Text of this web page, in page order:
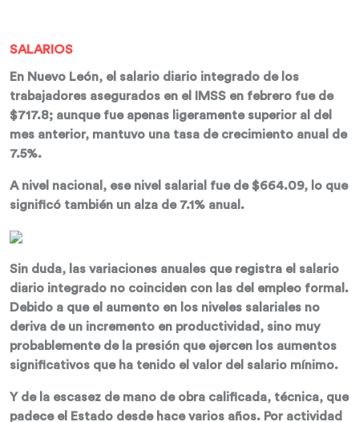
SALARIOS
En Nuevo León, el salario diario integrado de los
trabajadores asegurados en el IMSS en febrero fue de
$717.8; aunque fue apenas ligeramente superior al del
mes anterior, mantuvo una tasa de crecimiento anual de
7.5%.
A nivel nacional, ese nivel salarial fue de $664.09, lo que
significó también un alza de 7.1% anual.
Sin duda, las variaciones anuales que registra el salario
diario integrado no coinciden con las del empleo formal.
Debido a que el aumento en los niveles salariales no
deriva de un incremento en productividad, sino muy
probablemente de la presión que ejercen los aumentos
significativos que ha tenido el valor del salario mínimo.
Y de la escasez de mano de obra calificada, técnica, que
padece el Estado desde hace varios años. Por actividad